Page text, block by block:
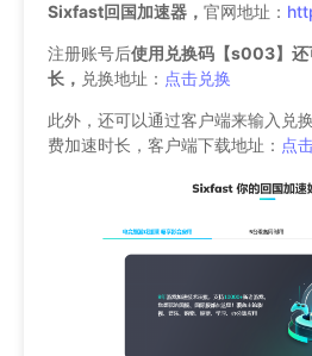
Sixfast回国加速器， 官网地址：
注册账号后使用兑换码【s003】还
长， 兑换地址： 点击兑换
此外，还可以通过客户端来输入兑
费加速时长，客户端下载地址： 点